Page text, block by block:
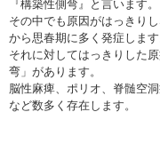
『構築性側弯』と言います。
その中でも原因がはっきり
から思春期に多く発症します
それに対してはっきりした
弯」があります。
脳性麻痺、ポリオ、脊髄空
など数多く存在します。